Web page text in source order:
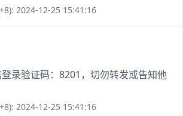
2024-12-25 15:41:16
登录验证码：8201，切勿转发或告知他
2024-12-25 15:41:16